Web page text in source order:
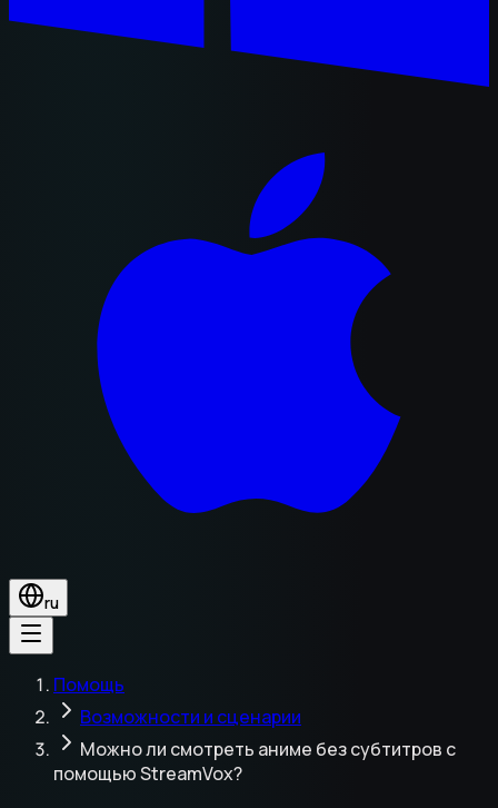
ru
Помощь
Возможности и сценарии
Можно ли смотреть аниме без субтитров с
помощью StreamVox?